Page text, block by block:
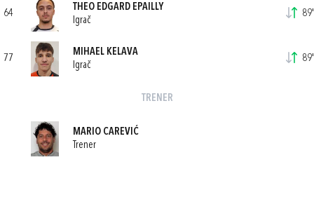
64
THEO EDGARD EPAILLY
Igrač
89'
77
MIHAEL KELAVA
Igrač
89'
TRENER
MARIO CAREVIĆ
Trener